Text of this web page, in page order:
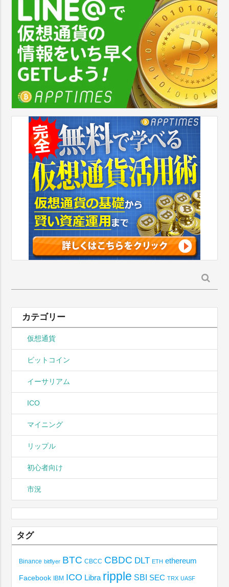
索:
カテゴリー
仮想通貨
ビットコイン
イーサリアム
ICO
マイニング
リップル
初心者向け
市況
タグ
Binance bitflyer BTC CBCC CBDC DLT ETH ethereum
Facebook IBM ICO Libra ripple SBI SEC TRX UASF